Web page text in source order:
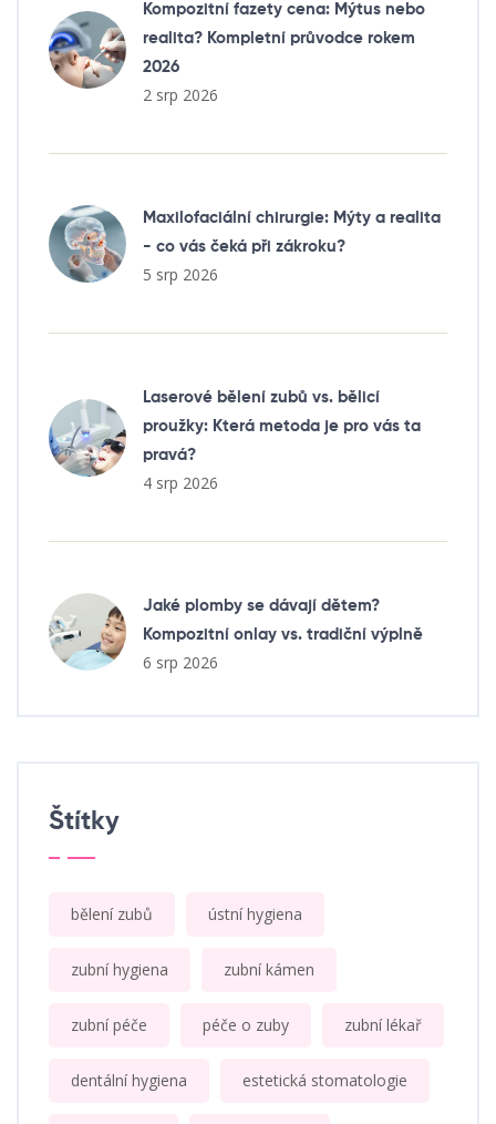
Kompozitní fazety cena: Mýtus nebo
realita? Kompletní průvodce rokem
2026
2 srp 2026
Maxilofaciální chirurgie: Mýty a realita
- co vás čeká při zákroku?
5 srp 2026
Laserové bělení zubů vs. bělicí
proužky: Která metoda je pro vás ta
pravá?
4 srp 2026
Jaké plomby se dávají dětem?
Kompozitní onlay vs. tradiční výplně
6 srp 2026
Štítky
bělení zubů ústní hygiena
zubní hygiena zubní kámen
zubní péče péče o zuby zubní lékař
dentální hygiena estetická stomatologie